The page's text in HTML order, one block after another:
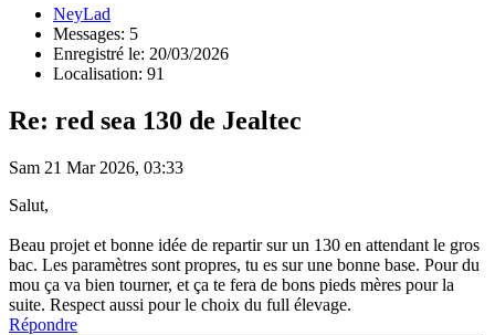
NeyLad
Messages: 5
Enregistré le: 20/03/2026
Localisation: 91
Re: red sea 130 de Jealtec
Sam 21 Mar 2026, 03:33
Salut,
Beau projet et bonne idée de repartir sur un 130 en attendant le gros
bac. Les paramètres sont propres, tu es sur une bonne base. Pour du
mou ça va bien tourner, et ça te fera de bons pieds mères pour la
suite. Respect aussi pour le choix du full élevage.
Répondre